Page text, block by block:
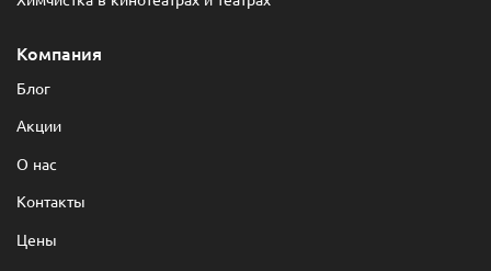
Компания
Блог
Акции
О нас
Контакты
Цены